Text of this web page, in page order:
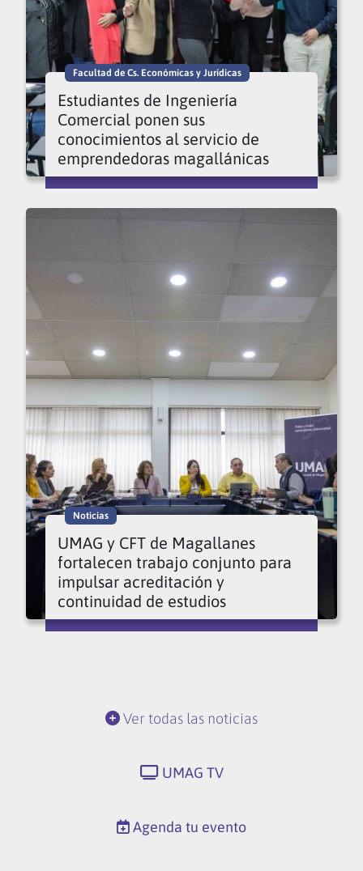
Facultad de Cs. Económicas y Jurídicas
Estudiantes de Ingeniería
Comercial ponen sus
conocimientos al servicio de
emprendedoras magallánicas
Noticias
UMAG y CFT de Magallanes
fortalecen trabajo conjunto para
impulsar acreditación y
continuidad de estudios
Ver todas las noticias
UMAG TV
Agenda tu evento